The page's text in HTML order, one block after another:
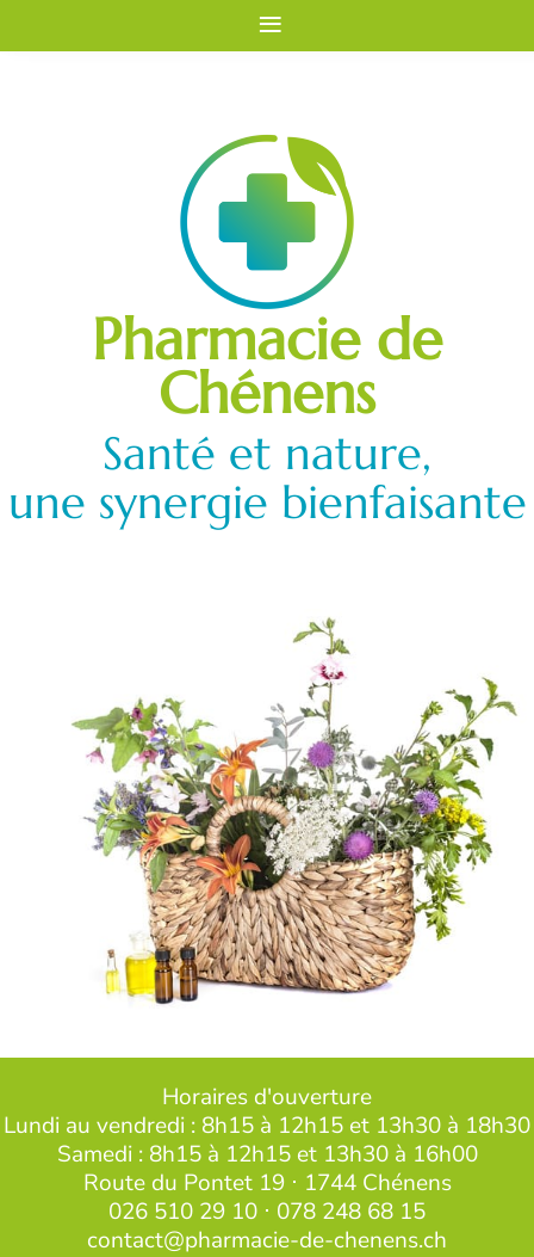
Pharmacie de
Chénens
Santé et nature,
une synergie bienfaisante
Horaires d'ouverture
Lundi au vendredi : 8h15 à 12h15 et 13h30 à 18h30
Samedi : 8h15 à 12h15 et 13h30 à 16h00
Route du Pontet 19 ⋅ 1744 Chénens
026 510 29 10 ⋅ 078 248 68 15
contact@pharmacie-de-chenens.ch
≡